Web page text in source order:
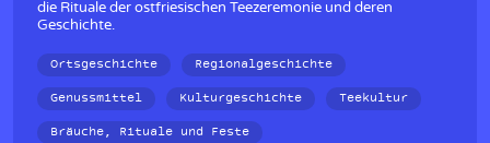
die Rituale der ostfriesischen Teezeremonie und deren
Geschichte.
Ortsgeschichte
Regionalgeschichte
Genussmittel
Kulturgeschichte
Teekultur
Bräuche, Rituale und Feste